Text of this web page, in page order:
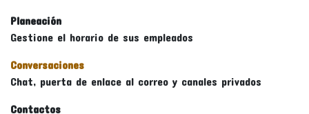
Planeación
Gestione el horario de sus empleados
Conversaciones
Chat, puerta de enlace al correo y canales privados
Contactos